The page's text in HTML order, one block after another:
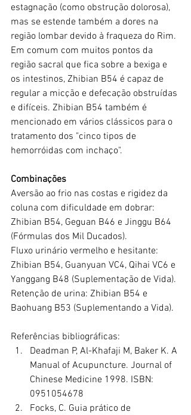
estagnação (como obstrução dolorosa),
mas se estende também a dores na
região lombar devido à fraqueza do Rim.
Em comum com muitos pontos da
região sacral que fica sobre a bexiga e
os intestinos, Zhibian B54 é capaz de
regular a micção e defecação obstruídas
e difíceis. Zhibian B54 também é
mencionado em vários clássicos para o
tratamento dos "cinco tipos de
hemorróidas com inchaço".
Combinações
Aversão ao frio nas costas e rigidez da
coluna com dificuldade em dobrar:
Zhibian B54, Geguan B46 e Jinggu B64
(Fórmulas dos Mil Ducados).
Fluxo urinário vermelho e hesitante:
Zhibian B54, Guanyuan VC4, Qihai VC6 e
Yanggang B48 (Suplementação de Vida).
Retenção de urina: Zhibian B54 e
Baohuang B53 (Suplementando a Vida).
Referências bibliográficas:
Deadman P, Al-Khafaji M, Baker K. A
Manual of Acupuncture. Journal of
Chinese Medicine 1998. ISBN:
0951054678
Focks, C. Guia prático de